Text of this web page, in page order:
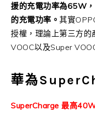
援的充電功率為65W
的充電功率。其實
授權，理論上第三方的
VOOC以及Super
華為
SuperCharge 最高